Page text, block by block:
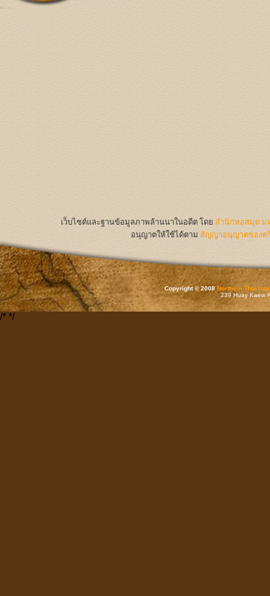
เว็บไซต์และฐานข้อมูลภาพล้านนาในอดีต โดย สำนักหอสมุด ม
อนุญาตให้ใช้ได้ตาม สัญญาอนุญาตของค
Copyright © 2008Northern Thai
239 Huay Kaew
/* */